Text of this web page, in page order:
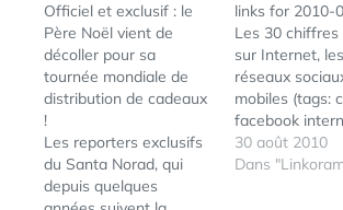
Officiel et exclusif : le
Père Noël vient de
décoller pour sa
tournée mondiale de
distribution de cadeaux
!
Les reporters exclusifs
du Santa Norad, qui
depuis quelques
links for 2010-
Les 30 chiffres
sur Internet, les
réseaux
mobiles (tags:
facebook
mobile)
the Tip of
30 août 2010
Dans